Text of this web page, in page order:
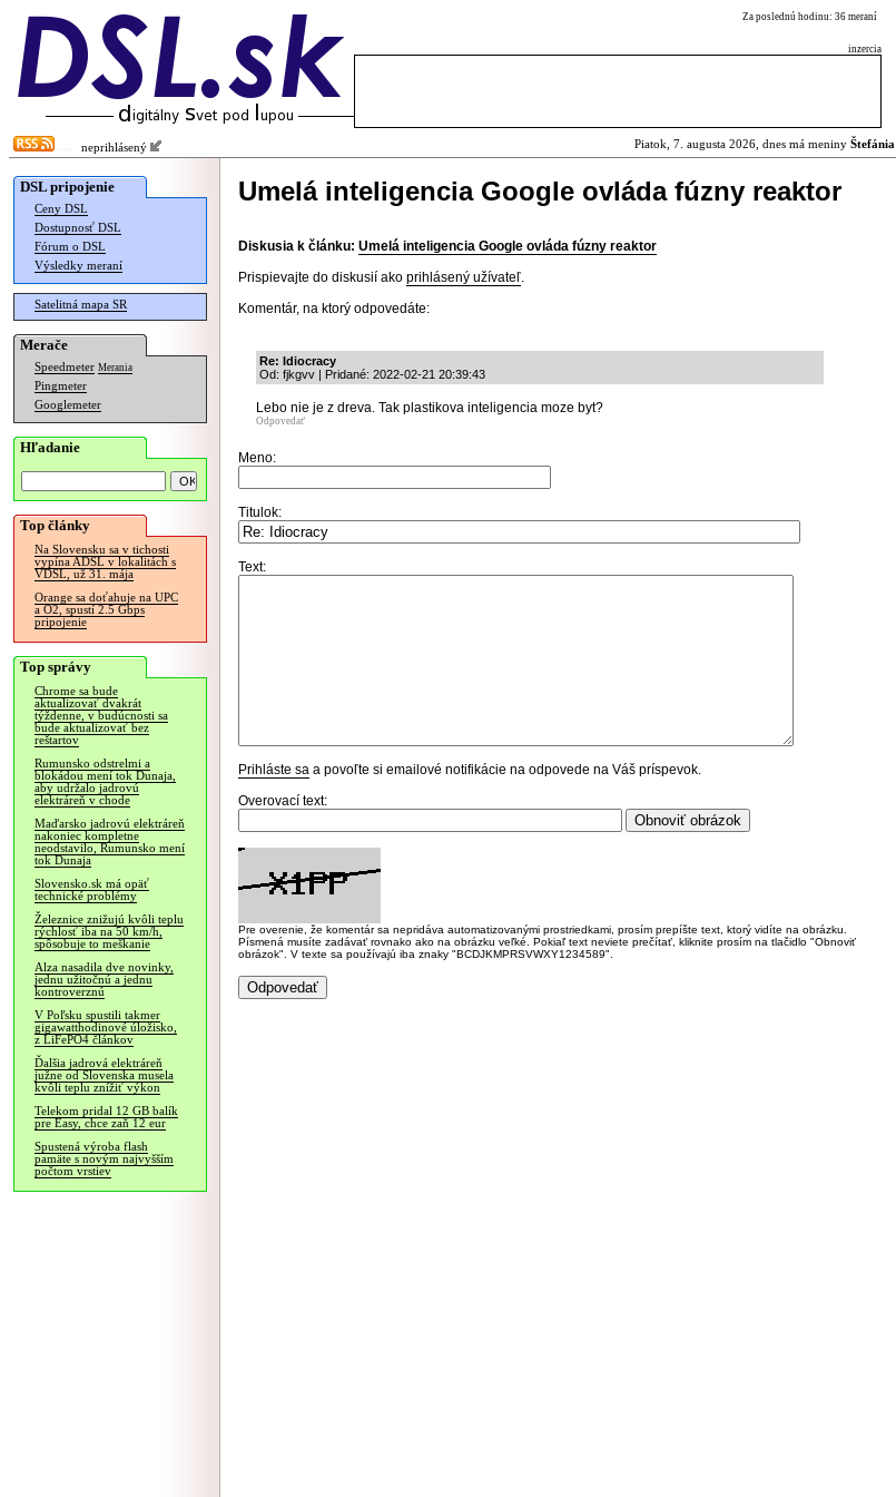
Za poslednú hodinu: 36 meraní
inzercia
neprihlásený Piatok, 7. augusta 2026, dnes má meniny Štefánia
DSL pripojenie
Ceny DSL
Dostupnosť DSL
Fórum o DSL
Výsledky meraní
Satelitná mapa SR
Merače
Speedmeter Merania
Pingmeter
Googlemeter
Hľadanie
Top články
Na Slovensku sa v tichosti
vypína ADSL v lokalitách s
VDSL, už 31. mája
Orange sa doťahuje na UPC
a O2, spustí 2.5 Gbps
pripojenie
Top správy
Chrome sa bude
aktualizovať dvakrát
týždenne, v budúcnosti sa
bude aktualizovať bez
reštartov
Rumunsko odstrelmi a
blokádou mení tok Dunaja,
aby udržalo jadrovú
elektráreň v chode
Maďarsko jadrovú elektráreň
nakoniec kompletne
neodstavilo, Rumunsko mení
tok Dunaja
Slovensko.sk má opäť
technické problémy
Železnice znižujú kvôli teplu
rýchlosť iba na 50 km/h,
spôsobuje to meškanie
Alza nasadila dve novinky,
jednu užitočnú a jednu
kontroverznú
V Poľsku spustili takmer
gigawatthodinové úložisko,
z LiFePO4 článkov
Ďalšia jadrová elektráreň
južne od Slovenska musela
kvôli teplu znížiť výkon
Telekom pridal 12 GB balík
pre Easy, chce zaň 12 eur
Spustená výroba flash
pamäte s novým najvyšším
počtom vrstiev
Umelá inteligencia Google ovláda fúzny reaktor
Diskusia k článku: Umelá inteligencia Google ovláda fúzny reaktor
Prispievajte do diskusií ako prihlásený užívateľ.
Komentár, na ktorý odpovedáte:
Re: Idiocracy
Od: fjkgvv | Pridané: 2022-02-21 20:39:43
Lebo nie je z dreva. Tak plastikova inteligencia moze byt?
Odpovedať
Meno:
Titulok:
Text:
Prihláste sa a povoľte si emailové notifikácie na odpovede na Váš príspevok.
Overovací text:
Pre overenie, že komentár sa nepridáva automatizovanými prostriedkami, prosím prepíšte text, ktorý vidíte na obrázku.
Písmená musíte zadávať rovnako ako na obrázku veľké. Pokiaľ text neviete prečítať, kliknite prosím na tlačidlo "Obnoviť
obrázok". V texte sa používajú iba znaky "BCDJKMPRSVWXY1234589".